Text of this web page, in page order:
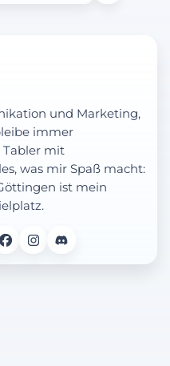
und Marketing,
immer
Tabler mit
was mir Spaß macht:
ist mein